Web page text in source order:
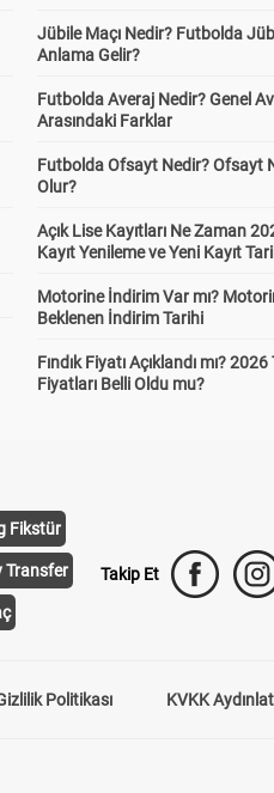
Jübile Maçı Nedir? Futbolda
Anlama Gelir?
Futbolda Averaj Nedir? Genel
Arasındaki Farklar
Futbolda Ofsayt Nedir? Ofsayt
Olur?
Açık Lise Kayıtları Ne Zaman
Kayıt Yenileme ve Yeni Kayıt
Motorine İndirim Var mı?
Beklenen İndirim Tarihi
Fındık Fiyatı Açıklandı mı? 2026
Fiyatları Belli Oldu mu?
Fikstür
Transfer Takip Et
Politikası KVKK